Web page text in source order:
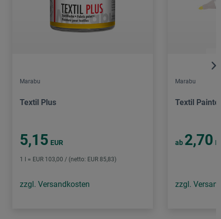
Marabu
Textil Plus
5,15 EUR
1 l = EUR 103,00 / (netto: EUR 85,83)
zzgl. Versandkosten
Marabu
Textil
ab 2,70
zzgl.